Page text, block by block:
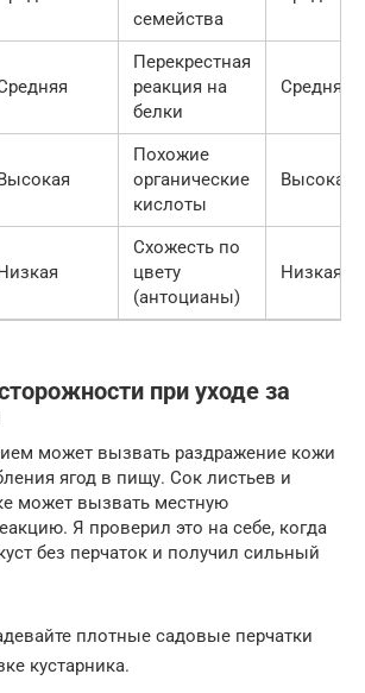
семейства
Перекрестная
реакция на
белки
Средняя
Похожие
органические
кислоты
Высокая
Схожесть по
цвету
(антоцианы)
Низкая
при уходе за
может вызвать раздражение кожи
ягод в пищу. Сок листьев и
может вызвать местную
Я проверил это на себе, когда
без перчаток и получил сильный
плотные садовые перчатки
кустарника.